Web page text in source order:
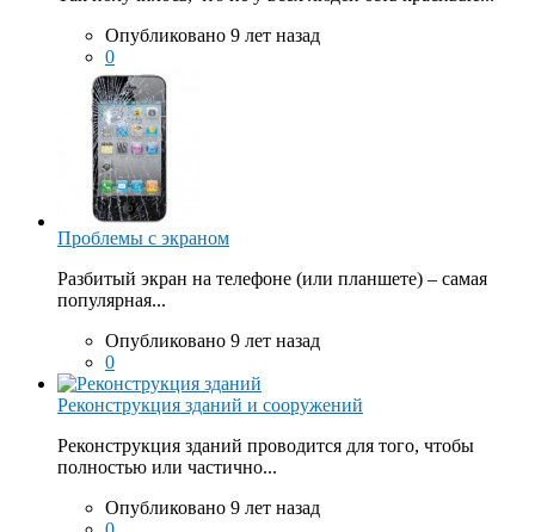
Опубликовано 9 лет назад
0
Проблемы с экраном
Разбитый экран на телефоне (или планшете) – самая
популярная...
Опубликовано 9 лет назад
0
Реконструкция зданий и сооружений
Реконструкция зданий проводится для того, чтобы
полностью или частично...
Опубликовано 9 лет назад